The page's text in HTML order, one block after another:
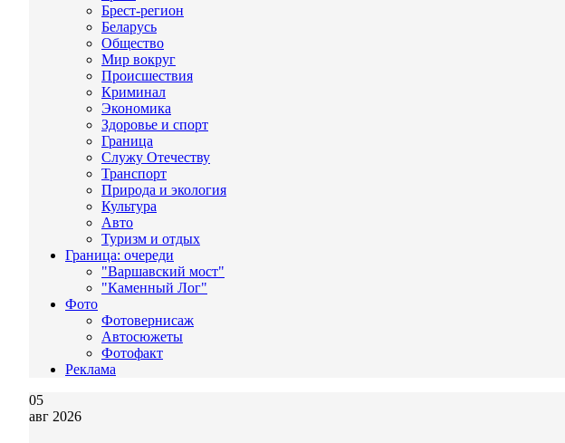
Брест-регион
Беларусь
Общество
Мир вокруг
Происшествия
Криминал
Экономика
Здоровье и спорт
Граница
Служу Отечеству
Транспорт
Природа и экология
Культура
Авто
Туризм и отдых
Граница: очереди
"Варшавский мост"
"Каменный Лог"
Фото
Фотовернисаж
Автосюжеты
Фотофакт
Реклама
05
авг 2026